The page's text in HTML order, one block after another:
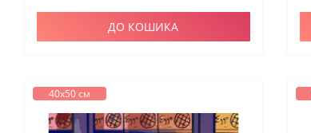
ДО КОШИКА
40х50 см